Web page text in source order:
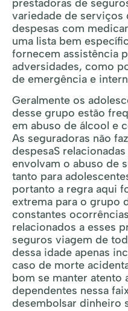
prestadoras de
variedade de
despesas com
uma lista bem
fornecem assistência
adversidades, como
de emergência e
Geralmente os
desse grupo estão
em abuso de álcool e
As seguradoras não
despesaS
envolvam o abuso de
tanto para
portanto a regra aqui
extrema para o grupo
constantes
relacionados a esses
seguros viagem de
dessa idade apenas
caso de morte
bom se manter atento
dependentes nessa
desembolsar dinheiro